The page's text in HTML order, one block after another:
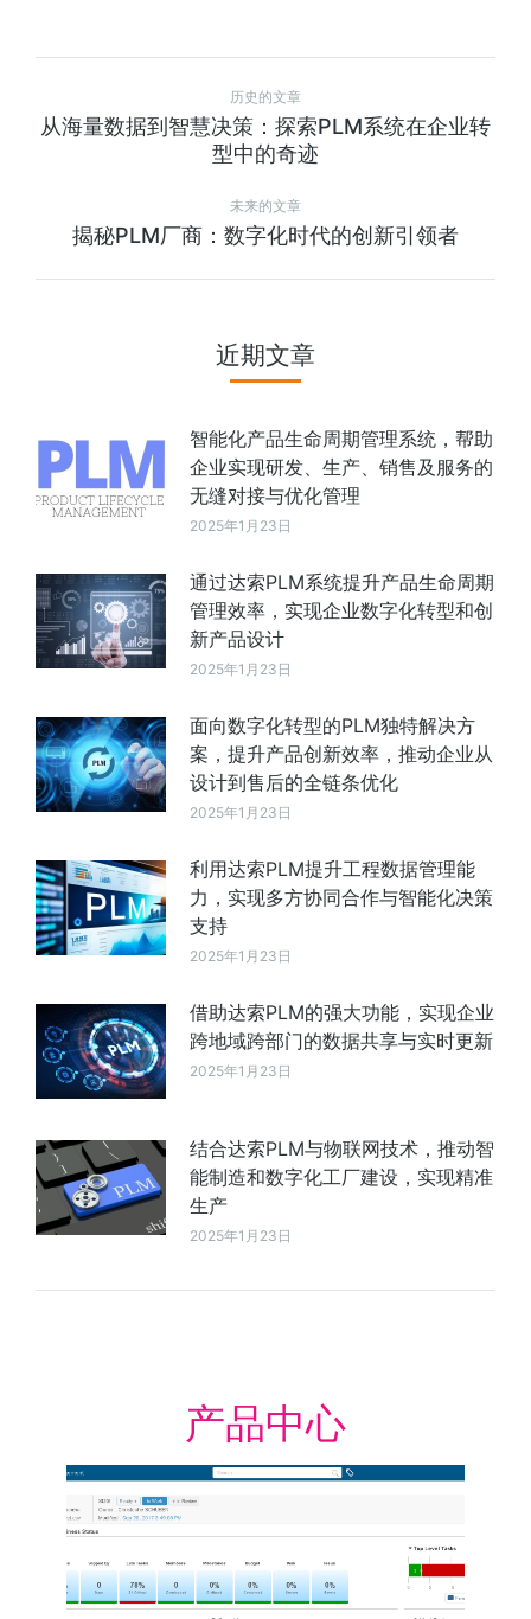
历史的文章
从海量数据到智慧决策：探索PLM系统在企业转
型中的奇迹
未来的文章
揭秘PLM厂商：数字化时代的创新引领者
近期文章
智能化产品生命周期管理系统，帮助
企业实现研发、生产、销售及服务的
无缝对接与优化管理
2025年1月23日
通过达索PLM系统提升产品生命周期
管理效率，实现企业数字化转型和创
新产品设计
2025年1月23日
面向数字化转型的PLM独特解决方
案，提升产品创新效率，推动企业从
设计到售后的全链条优化
2025年1月23日
利用达索PLM提升工程数据管理能
力，实现多方协同合作与智能化决策
支持
2025年1月23日
借助达索PLM的强大功能，实现企业
跨地域跨部门的数据共享与实时更新
2025年1月23日
结合达索PLM与物联网技术，推动智
能制造和数字化工厂建设，实现精准
生产
2025年1月23日
产品中心